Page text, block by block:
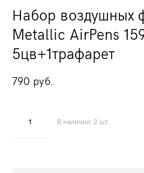
Набор воздушных
Metallic AirPens
5цв+1трафарет
790 pуб.
В наличии: 2 шт.